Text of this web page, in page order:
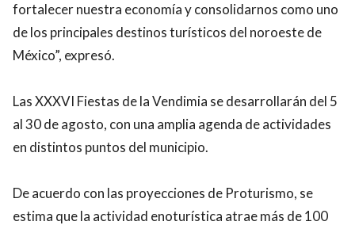
fortalecer nuestra economía y consolidarnos como uno
de los principales destinos turísticos del noroeste de
México”, expresó.
Las XXXVI Fiestas de la Vendimia se desarrollarán del 5
al 30 de agosto, con una amplia agenda de actividades
en distintos puntos del municipio.
De acuerdo con las proyecciones de Proturismo, se
estima que la actividad enoturística atrae más de 100